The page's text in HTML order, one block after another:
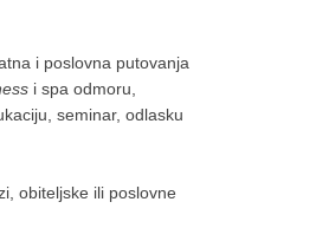
i poslovna putovanja
i spa odmoru,
seminar, odlasku
obiteljske ili poslovne